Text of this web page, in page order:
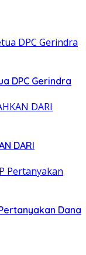
DPC Gerindra
DARI
Dana